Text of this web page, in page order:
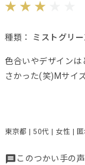
種類： ミストグリー
色合いやデザインは
さかった(笑)Mサイ
東京都 | 50代 | 女性 |
このつかい手の